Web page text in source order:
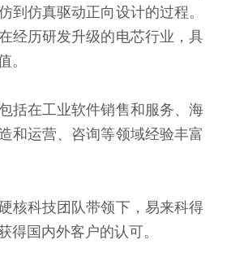
到仿真驱动正向设计的过程。
经历研发升级的电芯行业，具
。
括在工业软件销售和服务、海
和运营、咨询等领域经验丰富
核科技团队带领下，易来科得
得国内外客户的认可。